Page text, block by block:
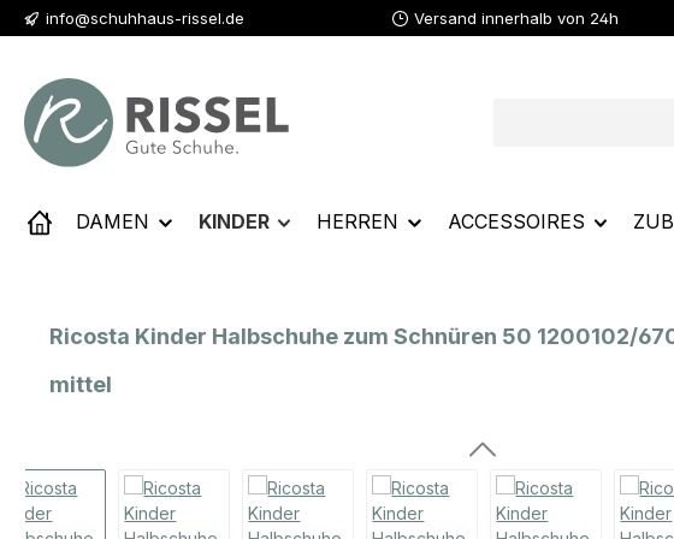
Hauptinhalt springen
Zur Suche springen
Zur Hauptnavigation springen
info@schuhhaus-rissel.de Versand innerhalb von 24h
DAMEN KINDER HERREN ACCESSOIRES
Ricosta Kinder Halbschuhe zum Schnüren 50 1200102/
mittel
Bildergalerie überspringen